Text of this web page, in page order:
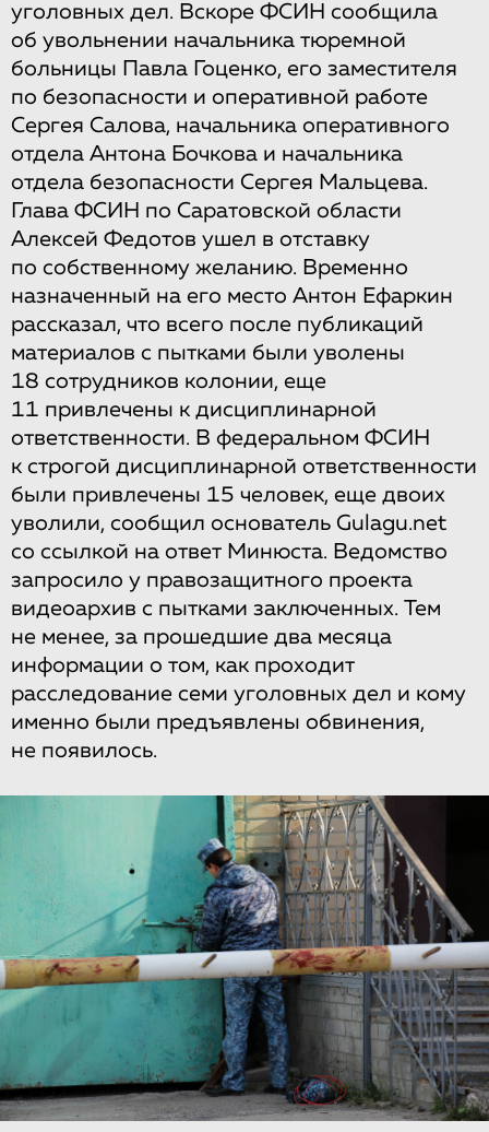
уголовных дел. Вскоре ФСИН сообщила
об увольнении начальника тюремной
больницы Павла Гоценко, его заместителя
по безопасности и оперативной работе
Сергея Салова, начальника оперативного
отдела Антона Бочкова и начальника
отдела безопасности Сергея Мальцева.
Глава ФСИН по Саратовской области
Алексей Федотов ушел в отставку
по собственному желанию. Временно
назначенный на его место Антон Ефаркин
рассказал, что всего после публикаций
материалов с пытками были уволены
18 сотрудников колонии, еще
11 привлечены к дисциплинарной
ответственности. В федеральном ФСИН
к строгой дисциплинарной ответственности
были привлечены 15 человек, еще двоих
уволили, сообщил основатель Gulagu.net
со ссылкой на ответ Минюста. Ведомство
запросило у правозащитного проекта
видеоархив с пытками заключенных. Тем
не менее, за прошедшие два месяца
информации о том, как проходит
расследование семи уголовных дел и кому
именно были предъявлены обвинения,
не появилось.